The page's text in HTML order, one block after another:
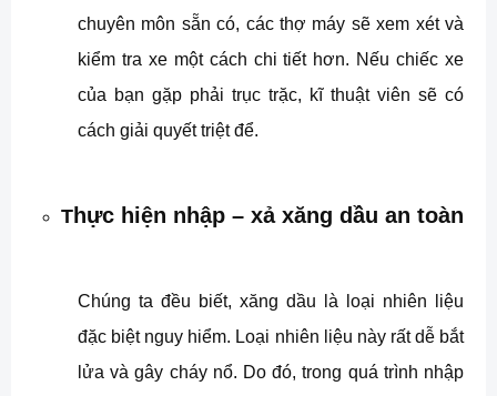
chuyên môn sẵn có, các thợ máy sẽ xem xét và
kiểm tra xe một cách chi tiết hơn. Nếu chiếc xe
của bạn gặp phải trục trặc, kĩ thuật viên sẽ có
cách giải quyết triệt để.
Thực hiện nhập – xả xăng dầu an toàn
Chúng ta đều biết, xăng dầu là loại nhiên liệu
đặc biệt nguy hiểm. Loại nhiên liệu này rất dễ bắt
lửa và gây cháy nổ. Do đó, trong quá trình nhập